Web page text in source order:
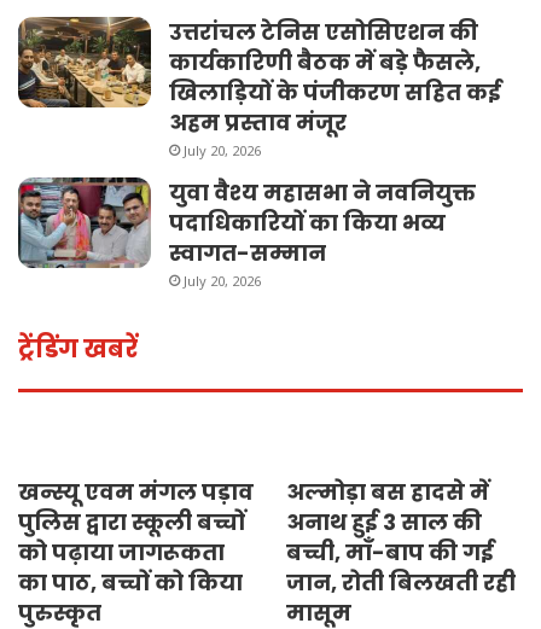
उत्तरांचल टेनिस एसोसिएशन की
कार्यकारिणी बैठक में बड़े फैसले,
खिलाड़ियों के पंजीकरण सहित कई
अहम प्रस्ताव मंजूर
July 20, 2026
युवा वैश्य महासभा ने नवनियुक्त
पदाधिकारियों का किया भव्य
स्वागत-सम्मान
July 20, 2026
ट्रेंडिंग खबरें
खन्स्यू एवम मंगल पड़ाव
पुलिस द्वारा स्कूली बच्चों
को पढ़ाया जागरूकता
का पाठ, बच्चों को किया
पुरुस्कृत
अल्मोड़ा बस हादसे में
अनाथ हुई 3 साल की
बच्ची, माँ-बाप की गई
जान, रोती बिलखती रही
मासूम